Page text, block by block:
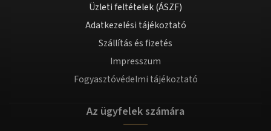
Üzleti feltételek (ÁSZF)
Adatkezelési tájékoztató
Szállítás és fizetés
Impresszum
Fogyasztóvédelmi tájékoztató
Az ügyfelek számára